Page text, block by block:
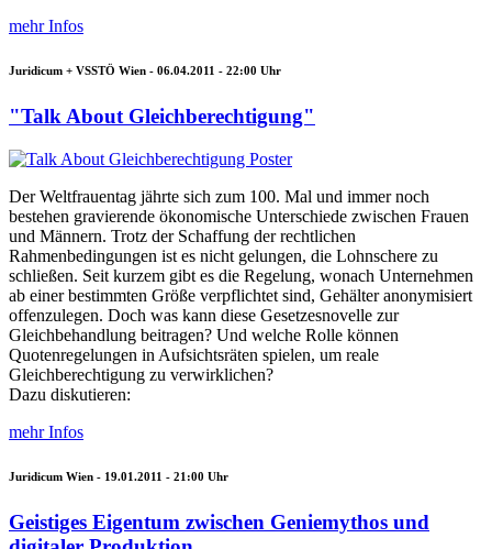
mehr Infos
Juridicum + VSSTÖ Wien - 06.04.2011 - 22:00 Uhr
"Talk About Gleichberechtigung"
Der Weltfrauentag jährte sich zum 100. Mal und immer noch
bestehen gravierende ökonomische Unterschiede zwischen Frauen
und Männern. Trotz der Schaffung der rechtlichen
Rahmenbedingungen ist es nicht gelungen, die Lohnschere zu
schließen. Seit kurzem gibt es die Regelung, wonach Unternehmen
ab einer bestimmten Größe verpflichtet sind, Gehälter anonymisiert
offenzulegen. Doch was kann diese Gesetzesnovelle zur
Gleichbehandlung beitragen? Und welche Rolle können
Quotenregelungen in Aufsichtsräten spielen, um reale
Gleichberechtigung zu verwirklichen?
Dazu diskutieren:
mehr Infos
Juridicum Wien - 19.01.2011 - 21:00 Uhr
Geistiges Eigentum zwischen Geniemythos und